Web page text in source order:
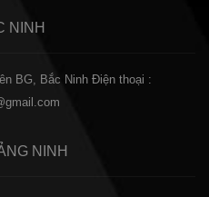
NINH
BG, Bắc Ninh Điện thoại :
NINH